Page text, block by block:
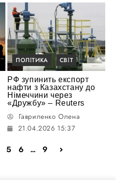
ПОЛІТИКА СВІТ
РФ зупинить експорт
нафти з Казахстану до
Німеччини через
«Дружбу» – Reuters
Гавриленко Олена
21.04.2026 15:37
5 6 … 9